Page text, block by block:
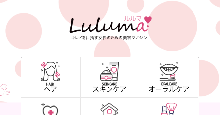
ヘア スキンケア オーラルケア